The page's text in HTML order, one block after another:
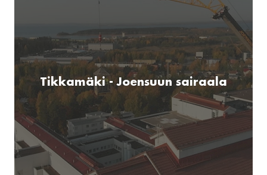
Tikkamäki - Joensuun sairaala